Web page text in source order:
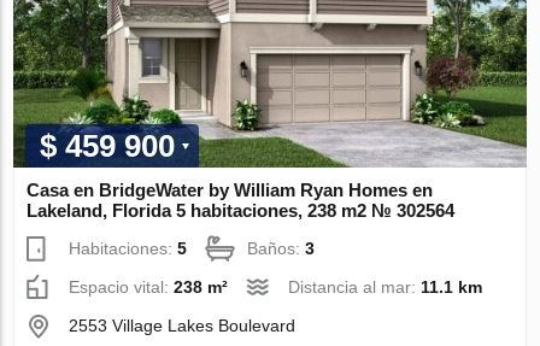
$ 459 900
Casa en BridgeWater by William Ryan Homes en
Lakeland, Florida 5 habitaciones, 238 m2 № 302564
Habitaciones:5 Baños:3
Espacio vital:238 m² Distancia al mar: 11.1 km
2553 Village Lakes Boulevard